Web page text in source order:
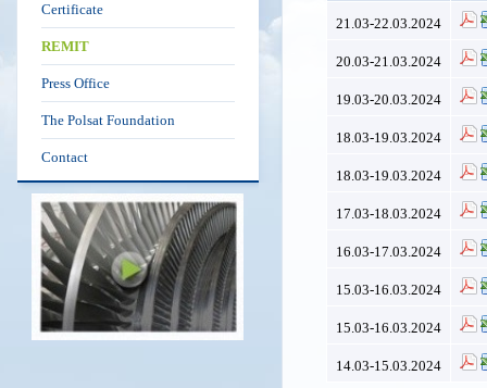
Certificate
REMIT
Press Office
The Polsat Foundation
Contact
21.03-22.03.2024
20.03-21.03.2024
19.03-20.03.2024
18.03-19.03.2024
18.03-19.03.2024
17.03-18.03.2024
16.03-17.03.2024
15.03-16.03.2024
15.03-16.03.2024
14.03-15.03.2024